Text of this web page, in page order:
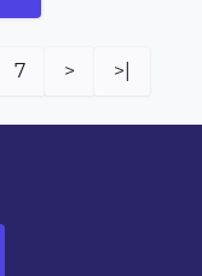
7 > >|